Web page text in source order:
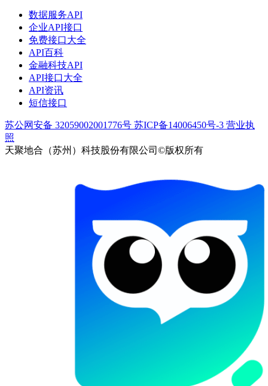
数据服务API
企业API接口
免费接口大全
API百科
金融科技API
API接口大全
API资讯
短信接口
苏公网安备 32059002001776号 苏ICP备14006450号-3 营业执
照
天聚地合（苏州）科技股份有限公司©版权所有